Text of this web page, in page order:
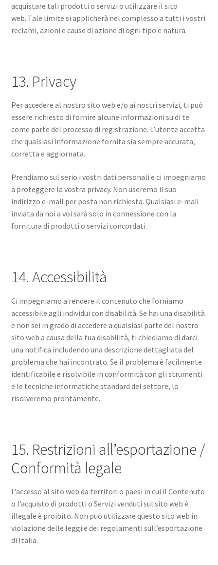
acquistare tali prodotti o servizi o utilizzare il sito
web. Tale limite si applicherà nel complesso a tutti i vostri
reclami, azioni e cause di azione di ogni tipo e natura.
13. Privacy
Per accedere al nostro sito web e/o ai nostri servizi, ti può
essere richiesto di fornire alcune informazioni su di te
come parte del processo di registrazione. L’utente accetta
che qualsiasi informazione fornita sia sempre accurata,
corretta e aggiornata.
Prendiamo sul serio i vostri dati personali e ci impegniamo
a proteggere la vostra privacy. Non useremo il suo
indirizzo e-mail per posta non richiesta. Qualsiasi e-mail
inviata da noi a voi sarà solo in connessione con la
fornitura di prodotti o servizi concordati.
14. Accessibilità
Ci impegniamo a rendere il contenuto che forniamo
accessibile agli individui con disabilità. Se hai una disabilità
e non sei in grado di accedere a qualsiasi parte del nostro
sito web a causa della tua disabilità, ti chiediamo di darci
una notifica includendo una descrizione dettagliata del
problema che hai incontrato. Se il problema è facilmente
identificabile e risolvibile in conformità con gli strumenti
e le tecniche informatiche standard del settore, lo
risolveremo prontamente.
15. Restrizioni all’esportazione /
Conformità legale
L’accesso al sito web da territori o paesi in cui il Contenuto
o l’acquisto di prodotti o Servizi venduti sul sito web è
illegale è proibito. Non può utilizzare questo sito web in
violazione delle leggi e dei regolamenti sull’esportazione
di Italia.